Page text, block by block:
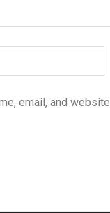
email, and